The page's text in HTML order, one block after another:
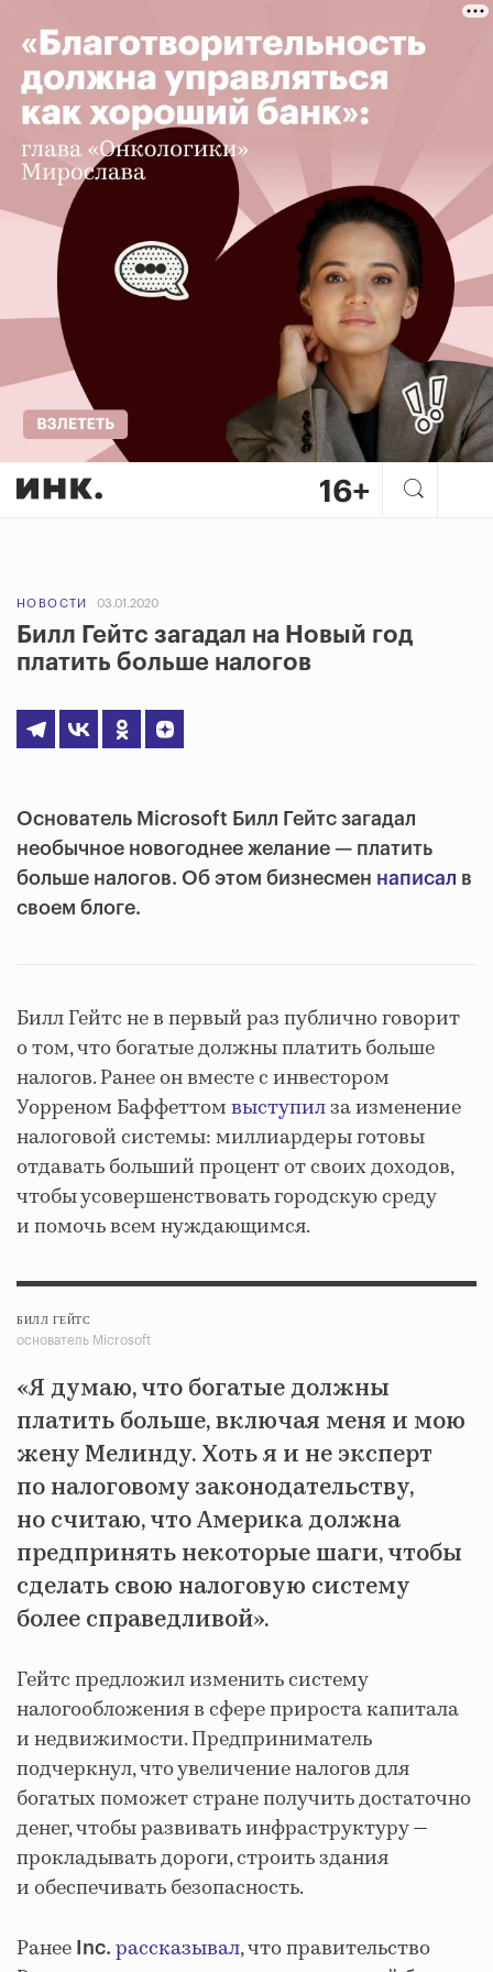
НОВОСТИ 03.01.2020
Билл Гейтс загадал на Новый год
платить больше налогов
Основатель Microsoft Билл Гейтс загадал
необычное новогоднее желание — платить
больше налогов. Об этом бизнесмен написал в
своем блоге.
Билл Гейтс не в первый раз публично говорит
о том, что богатые должны платить больше
налогов. Ранее он вместе с инвестором
Уорреном Баффеттомвыступилза изменение
налоговой системы: миллиардеры готовы
отдавать больший процент от своих доходов,
чтобы усовершенствовать городскую среду
и помочь всем нуждающимся.
БИЛЛ ГЕЙТС
основатель Microsoft
«Я думаю, что богатые должны
платить больше, включая меня и мою
жену Мелинду. Хоть я и не эксперт
по налоговому законодательству,
но считаю, что Америка должна
предпринять некоторые шаги, чтобы
сделать свою налоговую систему
более справедливой».
Гейтс предложил изменить систему
налогообложения в сфере прироста капитала
и недвижимости. Предприниматель
подчеркнул, что увеличение налогов для
богатых поможет стране получить достаточно
денег, чтобы развивать инфраструктуру —
прокладывать дороги, строить здания
и обеспечивать безопасность.
Ранее Inc. рассказывал, что правительство